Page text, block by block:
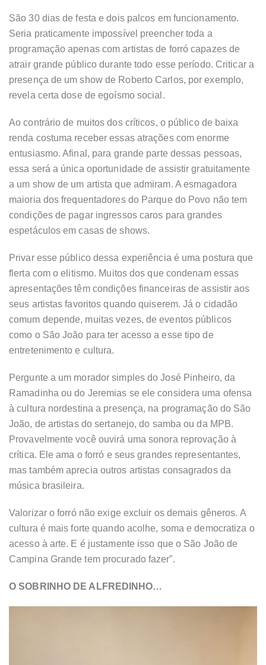
São 30 dias de festa e dois palcos em funcionamento.
Seria praticamente impossível preencher toda a
programação apenas com artistas de forró capazes de
atrair grande público durante todo esse período. Criticar a
presença de um show de Roberto Carlos, por exemplo,
revela certa dose de egoísmo social.
Ao contrário de muitos dos críticos, o público de baixa
renda costuma receber essas atrações com enorme
entusiasmo. Afinal, para grande parte dessas pessoas,
essa será a única oportunidade de assistir gratuitamente
a um show de um artista que admiram. A esmagadora
maioria dos frequentadores do Parque do Povo não tem
condições de pagar ingressos caros para grandes
espetáculos em casas de shows.
Privar esse público dessa experiência é uma postura que
flerta com o elitismo. Muitos dos que condenam essas
apresentações têm condições financeiras de assistir aos
seus artistas favoritos quando quiserem. Já o cidadão
comum depende, muitas vezes, de eventos públicos
como o São João para ter acesso a esse tipo de
entretenimento e cultura.
Pergunte a um morador simples do José Pinheiro, da
Ramadinha ou do Jeremias se ele considera uma ofensa
à cultura nordestina a presença, na programação do São
João, de artistas do sertanejo, do samba ou da MPB.
Provavelmente você ouvirá uma sonora reprovação à
crítica. Ele ama o forró e seus grandes representantes,
mas também aprecia outros artistas consagrados da
música brasileira.
Valorizar o forró não exige excluir os demais gêneros. A
cultura é mais forte quando acolhe, soma e democratiza o
acesso à arte. E é justamente isso que o São João de
Campina Grande tem procurado fazer”.
O SOBRINHO DE ALFREDINHO…